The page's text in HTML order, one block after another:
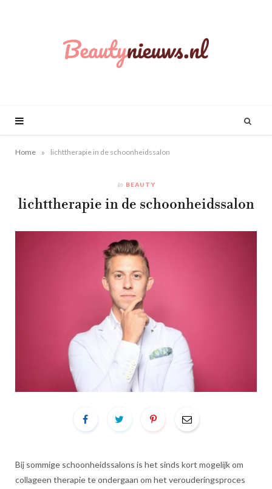
Home » lichttherapie in de schoonheidssalon
In BEAUTY
lichttherapie in de schoonheidssalon
Bij sommige schoonheidssalons is het sinds kort mogelijk om
collageen therapie te ondergaan om het verouderingsproces